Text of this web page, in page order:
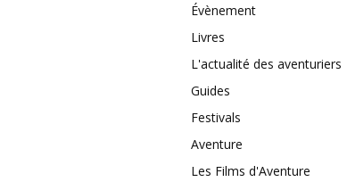
Évènement
Livres
L'actualité des aventuriers
Guides
Festivals
Aventure
Les Films d'Aventure